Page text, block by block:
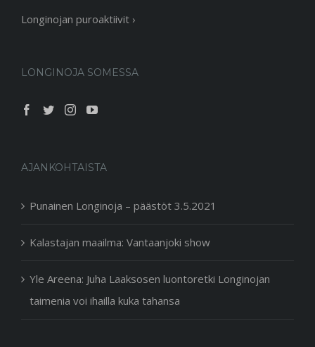
Longinojan puroaktiivit ›
LONGINOJA SOMESSA
AJANKOHTAISTA
Punainen Longinoja – päästöt 3.5.2021
Kalastajan maailma: Vantaanjoki show
Yle Areena: Juha Laaksosen luontoretki Longinojan
taimenia voi ihailla kuka tahansa